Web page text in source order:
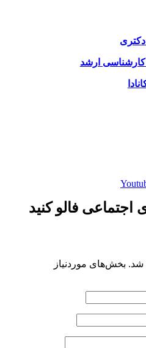
ارشد
اجتماعی فالو کنید
شد. بخش‌های موردنیاز